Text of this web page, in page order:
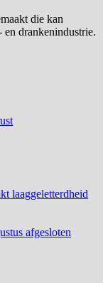
die kan
drankenindustrie.
laaggeletterdheid
afgesloten